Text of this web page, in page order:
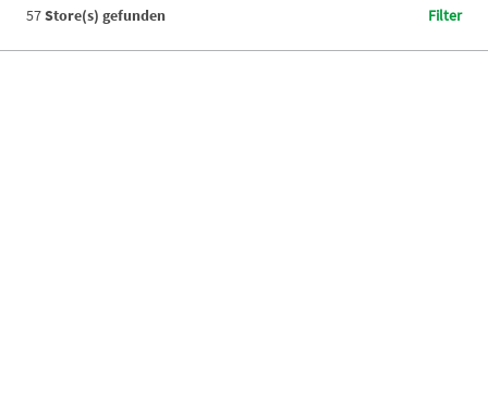
57Store(s) gefunden Filter